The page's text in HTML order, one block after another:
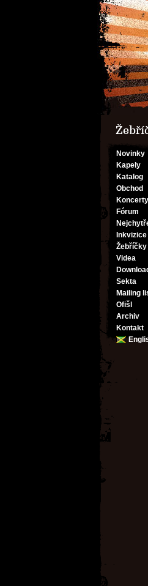
Novinky
Kapely
Katalog
Obchod
Koncerty
Fórum
Inkvizice
Žebříčky
Videa
Sekta
Mailing
Ofišl
Archiv
Kontakt